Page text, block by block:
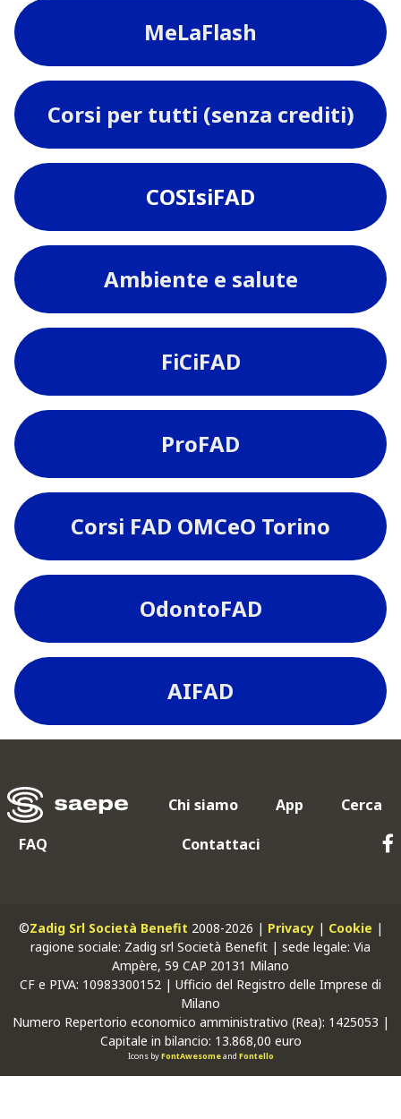
MeLaFlash
Corsi per tutti (senza crediti)
COSIsiFAD
Ambiente e salute
FiCiFAD
ProFAD
Corsi FAD OMCeO Torino
OdontoFAD
AIFAD
Chi siamo App
Cerca
FAQ
Contattaci
©Zadig Srl Società Benefit 2008-2026 | Privacy| Cookie |
ragione sociale: Zadig srl Società Benefit | sede legale: Via
Ampère, 59 CAP 20131 Milano
CF e PIVA: 10983300152 | Ufficio del Registro delle Imprese di
Milano
Numero Repertorio economico amministrativo (Rea): 1425053 |
Capitale in bilancio: 13.868,00 euro
Icons byFontAwesomeand Fontello